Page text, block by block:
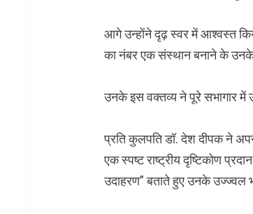
आगे उन्होंने दृढ़ स्वर में आश्वस्त
का नंबर एक संस्थान बनाने के
उनके इस वक्तव्य ने पूरे सभागार में
प्रति कुलपति डॉ. देश दीपक ने अपने
एक स्पष्ट राष्ट्रीय दृष्टिकोण
उदाहरण” बताते हुए उनके उज्ज्वल